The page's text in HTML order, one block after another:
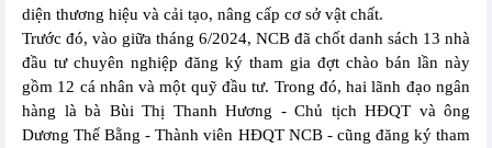
diện thương hiệu và cải tạo, nâng cấp cơ sở vật chất.
Trước đó, vào giữa tháng 6/2024, NCB đã chốt danh sách 13 nhà
đầu tư chuyên nghiệp đăng ký tham gia đợt chào bán lần này
gồm 12 cá nhân và một quỹ đầu tư. Trong đó, hai lãnh đạo ngân
hàng là bà Bùi Thị Thanh Hương - Chủ tịch HĐQT và ông
Dương Thế Bằng - Thành viên HĐQT NCB - cũng đăng ký tham